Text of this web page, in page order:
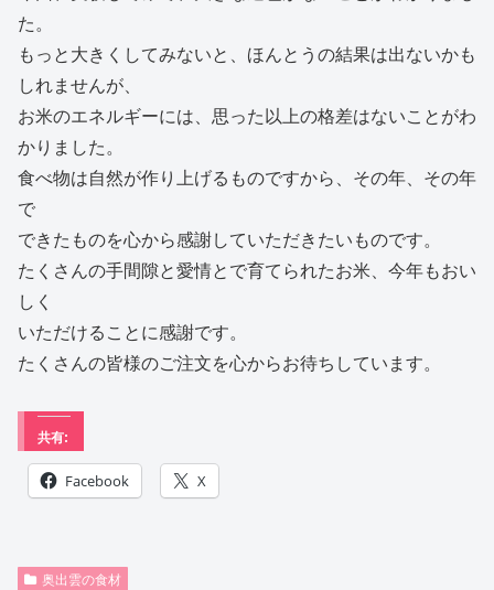
た。
もっと大きくしてみないと、ほんとうの結果は出ないかも
しれませんが、
お米のエネルギーには、思った以上の格差はないことがわ
かりました。
食べ物は自然が作り上げるものですから、その年、その年
で
できたものを心から感謝していただきたいものです。
たくさんの手間隙と愛情とで育てられたお米、今年もおい
しく
いただけることに感謝です。
たくさんの皆様のご注文を心からお待ちしています。
共有:
Facebook X
奥出雲の食材